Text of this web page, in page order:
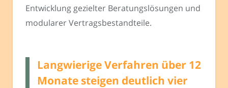
Entwicklung gezielter Beratungslösungen und
modularer Vertragsbestandteile.
Langwierige Verfahren über 12
Monate steigen deutlich vier